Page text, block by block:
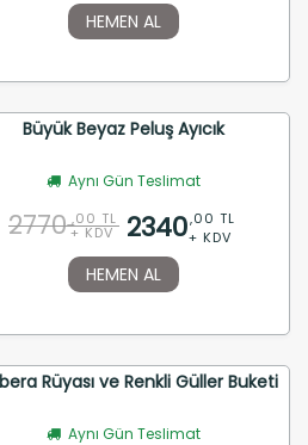
HEMEN AL
Büyük Beyaz Peluş Ayıcık
Aynı Gün Teslimat
2770 ,00 TL
+ KDV 2340,00 TL
+ KDV
HEMEN AL
Rüyası ve Renkli Güller Buketi
Aynı Gün Teslimat